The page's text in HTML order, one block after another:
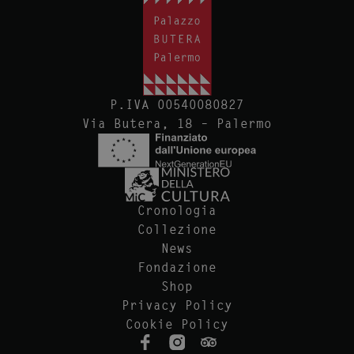
P.IVA 00540080827
Via Butera, 18 – Palermo
Cronologia
Collezione
News
Fondazione
Shop
Privacy Policy
Cookie Policy